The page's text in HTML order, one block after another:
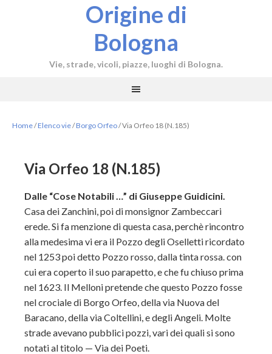
Origine di
Bologna
Vie, strade, vicoli, piazze, luoghi di Bologna.
Home/Elenco vie/Borgo Orfeo/Via Orfeo 18 (N.185)
Via Orfeo 18 (N.185)
Dalle “Cose Notabili …” di Giuseppe Guidicini.
Casa dei Zanchini, poi di monsignor Zambeccari
erede. Si fa menzione di questa casa, perchè rincontro
alla medesima vi era il Pozzo degli Oselletti ricordato
nel 1253 poi detto Pozzo rosso, dalla tinta rossa. con
cui era coperto il suo parapetto, e che fu chiuso prima
nel 1623. Il Melloni pretende chequesto Pozzo fosse
nel crociale di Borgo Orfeo, della via Nuova del
Baracano, della via Coltellini, e degli Angeli. Molte
strade avevano pubblici pozzi, vari dei quali si sono
notati al titolo — Via dei Poeti.